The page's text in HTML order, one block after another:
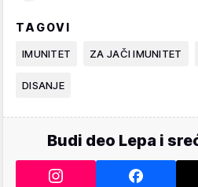
TAGOVI
IMUNITET ZA JAČI IMUNITET
DISANJE
Budi deo Lepa i